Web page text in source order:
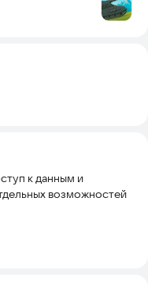
к данным и
возможностей